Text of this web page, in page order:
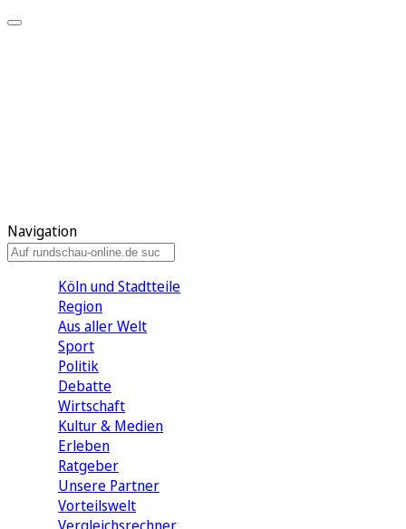
Navigation
Köln und Stadtteile
Region
Aus aller Welt
Sport
Politik
Debatte
Wirtschaft
Kultur & Medien
Erleben
Ratgeber
Unsere Partner
Vorteilswelt